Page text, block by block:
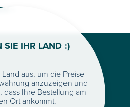
>
SIE IHR LAND :)
aus, um die Preise
anzuzeigen und
dass Ihre Bestellung am
Ort ankommt.